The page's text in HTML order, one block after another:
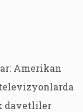
Amerikan
davetliler